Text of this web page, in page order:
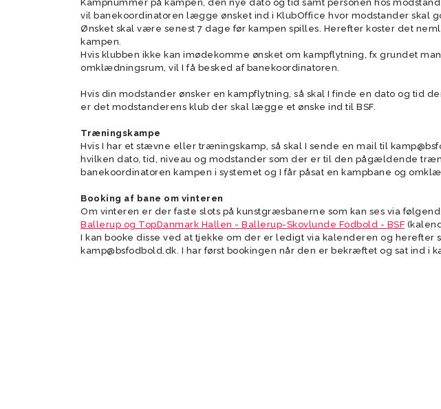
Kampe
BSF nyhedsbreve
Dommere
Værktøjer
trænere/
Veteran 8 mands (+50)
Veteran 11 mands (+55)
Veteran 8 mands (+55)
Super Veteran (+60)
U14 Drenge Talent (13)
U13
U10 Drenge (17) U9 Drenge (18) U8 Drenge
Prøvetræning Kvindesenior
U11/U12 Piger (15-16) U9/U10
Tumlingebold
Træningstider
Strategi
Hall Of
Kampnummer på kampen, den nye dato og tid samt personen hos
vil banekoordinatoren lægge ønsket ind i KlubOffice hvor modstander skal
Ønsket skal være senest 7 dage før kampen spilles. Herefter koster det
kampen.
Hvis klubben ikke kan imødekomme ønsket om kampflytning, fx grundet
omklædningsrum, vil I få besked af banekoordinatoren.
Hvis din modstander ønsker en kampflytning, så skal I finde en dato og tid
er det modstanderens klub der skal lægge et ønske ind til BSF.
Træningskampe
Hvis I har et stævne eller træningskamp, så skal I sende en mail til
hvilken dato, tid, niveau og modstander som der er til den pågældende
banekoordinatoren kampen i systemet og I får påsat en kampbane og
Booking af bane om vinteren
Om vinteren er der faste slots på kunstgræsbanerne som kan ses via
Ballerup og TopDanmark Hallen - Ballerup-Skovlunde Fodbold - BSF
I kan booke disse ved at tjekke om der er ledigt via kalenderen og herefter
kamp@bsfodbold.dk. I har først bookingen når den er bekræftet og sat ind i